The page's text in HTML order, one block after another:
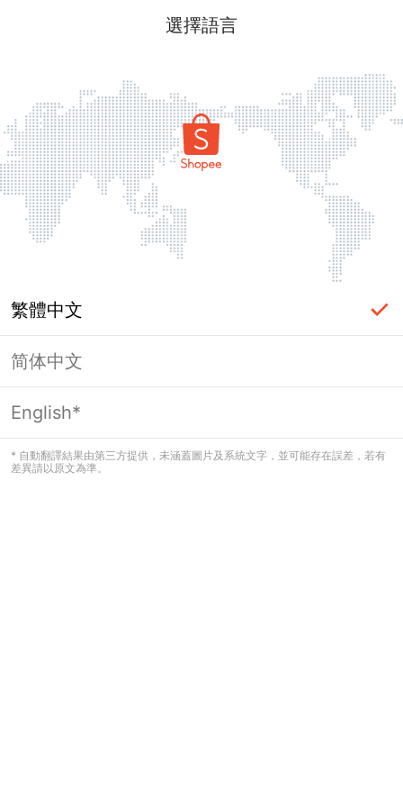
頁面無法顯示
發生錯誤！請登入並再試一次或回到主
選擇語言
繁體中文
简体中文
English*
* 自動翻譯結果由第三方提供，未涵蓋圖片及系統文字，並可能存在誤差，若有
差異請以原文為準。